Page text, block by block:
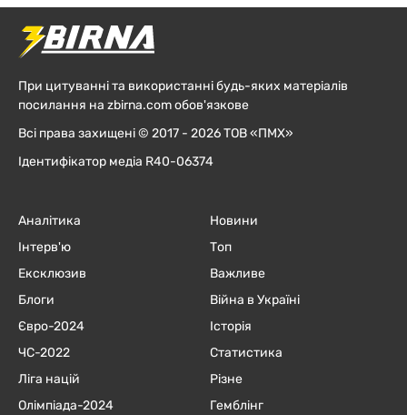
При цитуванні та використанні будь-яких матеріалів
посилання на zbirna.com обов'язкове
Всі права захищені © 2017 - 2026 ТОВ «ПМХ»
Ідентифікатор медіа R40-06374
Аналітика
Інтерв'ю
Ексклюзив
Блоги
Євро-2024
ЧC-2022
Ліга націй
Олімпіада-2024
Новини
Топ
Важливе
Війна в Україні
Історія
Статистика
Різне
Гемблінг